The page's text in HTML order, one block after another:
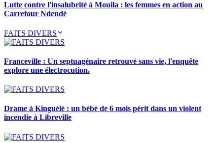
Lutte contre l'insalubrité à Mouila : les femmes en action au
Carrefour Ndendé
FAITS DIVERS
Franceville : Un septuagénaire retrouvé sans vie, l'enquête
explore une électrocution.
Drame à Kinguélé : un bébé de 6 mois périt dans un violent
incendie à Libreville